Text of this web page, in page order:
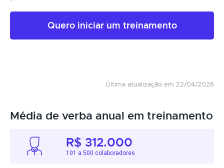
Quero iniciar um treinamento
Última atualização em 22/04/2026
Média de verba anual em treinamento
R$ 312.000
101 a 500 colaboradores